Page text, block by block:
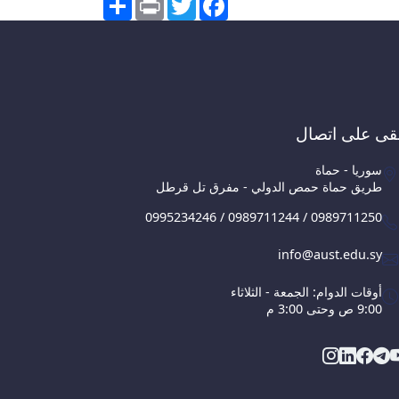
على اتصال
سوريا - حماة
طريق حماة حمص الدولي - مفرق تل قرطل
0995234246 / 0989711244 / 0989711250
info@aust.edu.sy
أوقات الدوام: الجمعة - الثلاثاء
9:00 ص وحتى 3:00 م